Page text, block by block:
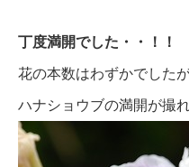
丁度満開でした・・！！
花の本数はわずかでした
ハナショウブの満開が撮